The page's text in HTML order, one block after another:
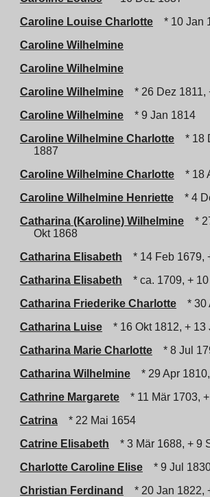
Caroline Louise Charlotte
* 10 Jan
Caroline Wilhelmine
Caroline Wilhelmine
Caroline Wilhelmine
* 26 Dez 1811,
Caroline Wilhelmine
* 9 Jan 1814
Caroline Wilhelmine Charlotte
* 18
1887
Caroline Wilhelmine Charlotte
* 18
Caroline Wilhelmine Henriette
* 4
Catharina (Karoline) Wilhelmine
*
Okt 1868
Catharina Elisabeth
* 14 Feb 1679,
Catharina Elisabeth
* ca. 1709, +
Catharina Friederike Charlotte
* 30
Catharina Luise
* 16 Okt 1812, + 13
Catharina Marie Charlotte
* 8 Jul
Catharina Wilhelmine
* 29 Apr
Cathrine Margarete
* 11 Mär 1703,
Catrina
* 22 Mai 1654
Catrine Elisabeth
* 3 Mär 1688, + 9
Charlotte Caroline Elise
* 9 Jul
Christian Ferdinand
* 20 Jan 1822,